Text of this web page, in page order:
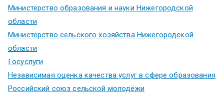
Министерство образования и науки Нижегородской
области
Министерство сельского хозяйства Нижегородской
области
Госуслуги
Независимая оценка качества услуг в сфере образования
Российский союз сельской молодёжи